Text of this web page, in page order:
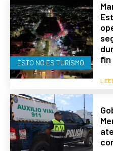
ESTO NO ES TURISMO
fin